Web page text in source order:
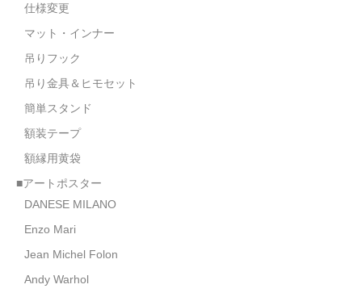
仕様変更
マット・インナー
吊りフック
吊り金具＆ヒモセット
簡単スタンド
額装テープ
額縁用黄袋
■アートポスター
DANESE MILANO
Enzo Mari
Jean Michel Folon
Andy Warhol